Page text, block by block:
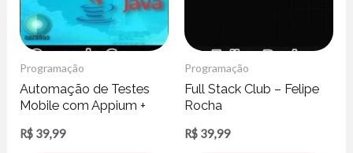
Programação
Automação de Testes
Mobile com Appium +
R$ 39,99
Programação
Full Stack Club – Felipe
Rocha
R$ 39,99